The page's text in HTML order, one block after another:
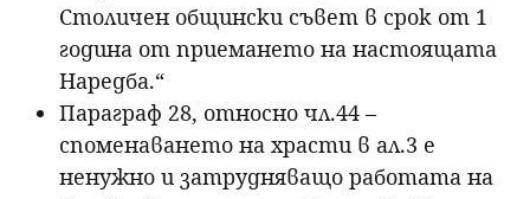
Столичен общински съвет в срок от 1
година от приемането на настоящата
Наредба.“
Параграф 28, относно чл.44 –
споменаването на храсти в ал.3 е
ненужно и затрудняващо работата на